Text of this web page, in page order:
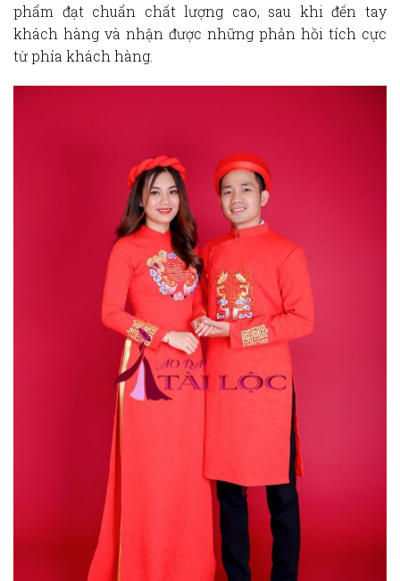
phẩm đạt chuẩn chất lượng cao, sau khi đến tay
khách hàng và nhận được những phản hồi tích cực
từ phía khách hàng.